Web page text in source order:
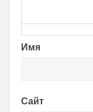
Имя
Сайт